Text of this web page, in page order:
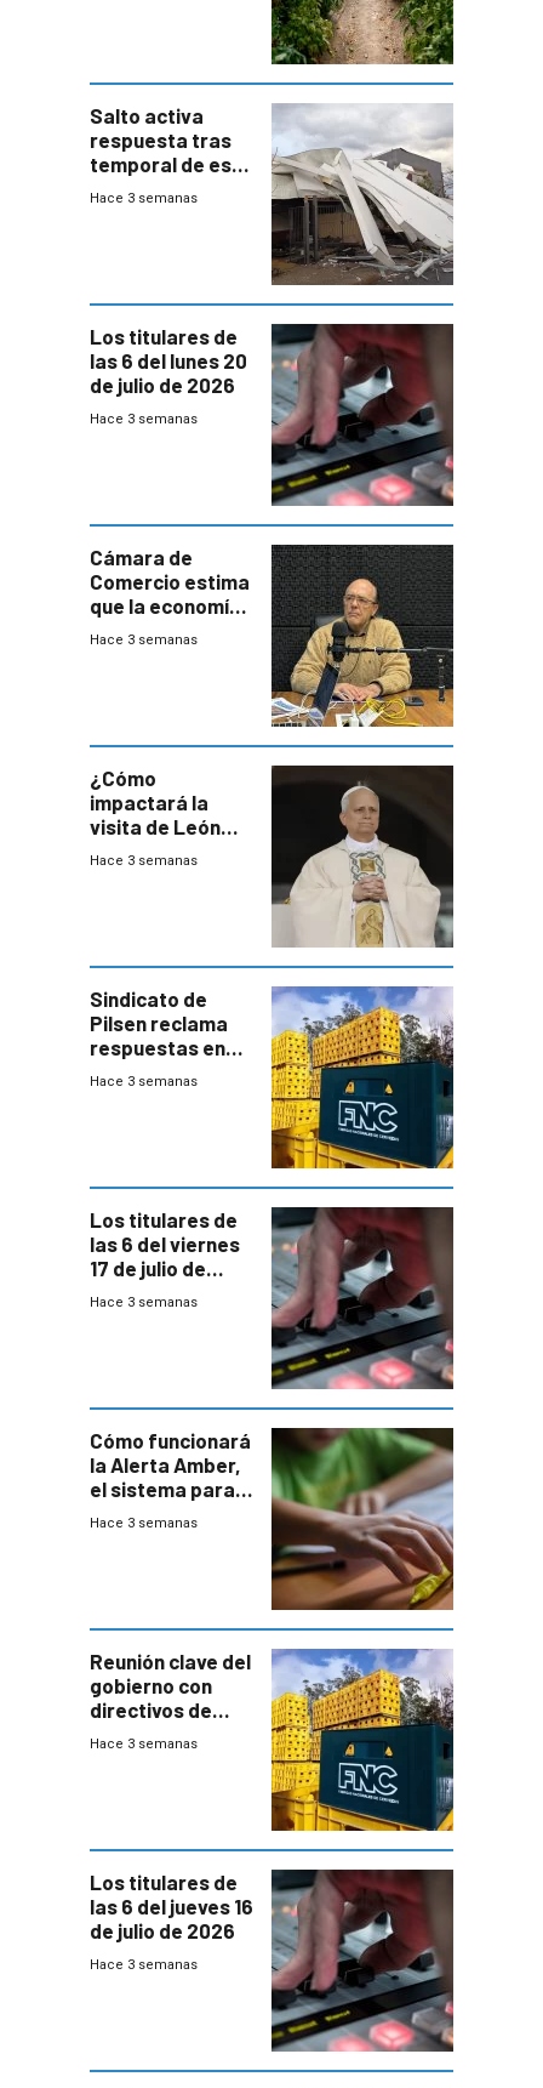
Salto activa
respuesta tras
temporal de este
sábado con
Hace 3 semanas
Los titulares de
las 6 del lunes 20
de julio de 2026
Hace 3 semanas
Cámara de
Comercio estima
que la economía
crecerá 1,6%
Hace 3 semanas
¿Cómo
impactará la
visita de León
XIV a Uruguay?
Hace 3 semanas
Sindicato de
Pilsen reclama
respuestas en
medio de
Hace 3 semanas
Los titulares de
las 6 del viernes
17 de julio de
2026
Hace 3 semanas
Cómo funcionará
la Alerta Amber,
el sistema para
la búsqueda
Hace 3 semanas
Reunión clave del
gobierno con
directivos de
Fábricas
Hace 3 semanas
Los titulares de
las 6 del jueves 16
de julio de 2026
Hace 3 semanas